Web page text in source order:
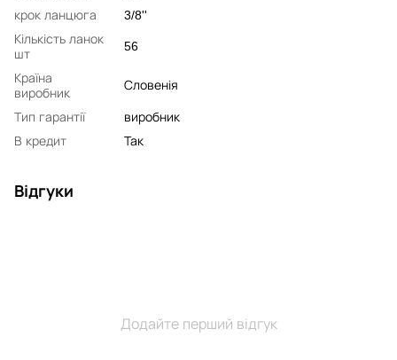
крок ланцюга
3/8''
Кількість ланок
шт
56
Країна
виробник
Словенія
Тип гарантії
виробник
В кредит
Так
Відгуки
Додайте перший відгук